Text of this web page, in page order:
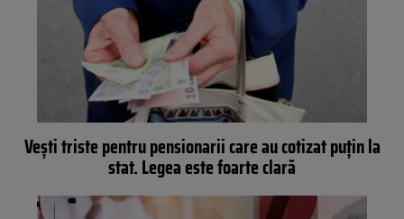
Vești triste pentru pensionarii care au cotizat puțin la
stat. Legea este foarte clară